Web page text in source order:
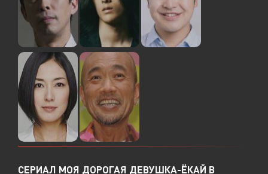
СЕРИАЛ МОЯ ДОРОГАЯ ДЕВУШКА-ЁКАЙ В